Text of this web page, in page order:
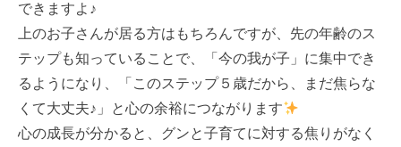
できますよ♪
上のお子さんが居る方はもちろんですが、先の年齢のス
テップも知っていることで、「今の我が子」に集中でき
るようになり、「このステップ５歳だから、まだ焦らな
くて大丈夫♪」と心の余裕につながります
心の成長が分かると、グンと子育てに対する焦りがなく